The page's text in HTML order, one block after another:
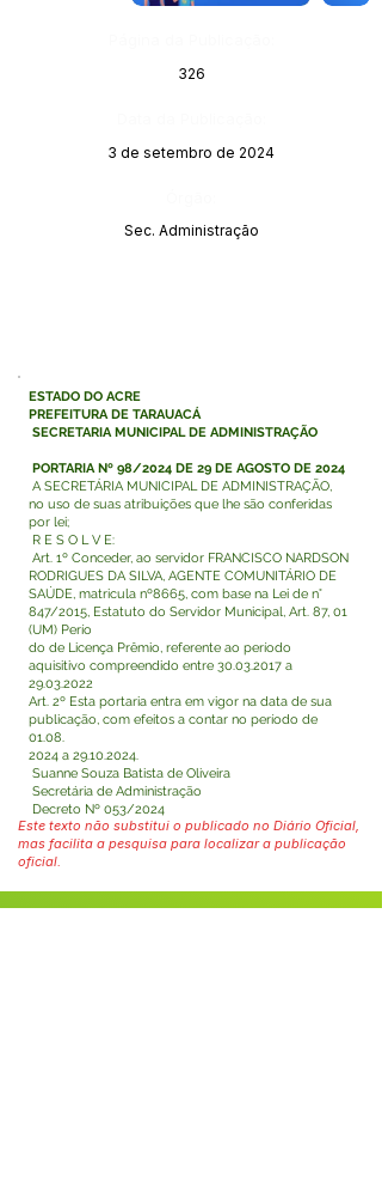
326
3 de setembro de 2024
Sec. Administração
ESTADO DO ACRE
PREFEITURA DE TARAUACÁ
SECRETARIA MUNICIPAL DE ADMINISTRAÇÃO
PORTARIA Nº 98/2024 DE 29 DE AGOSTO DE 2024
A SECRETÁRIA MUNICIPAL DE ADMINISTRAÇÃO,
no uso de suas atribuições que lhe são conferidas
por lei;
R E S O L V E:
Art. 1º Conceder, ao servidor FRANCISCO NARDSON
RODRIGUES DA SILVA, AGENTE COMUNITÁRIO DE
SAÚDE, matricula nº8665, com base na Lei de n°
847/2015, Estatuto do Servidor Municipal, Art. 87, 01
(UM) Perío
do de Licença Prêmio, referente ao período
aquisitivo compreendido entre 30.03.2017 a
29.03.2022
Art. 2º Esta portaria entra em vigor na data de sua
publicação, com efeitos a contar no período de
01.08.
2024 a 29.10.2024.
Suanne Souza Batista de Oliveira
Secretária de Administração
Decreto Nº 053/2024
Este texto não substitui o publicado no Diário Oficial,
mas facilita a pesquisa para localizar a publicação
oficial.